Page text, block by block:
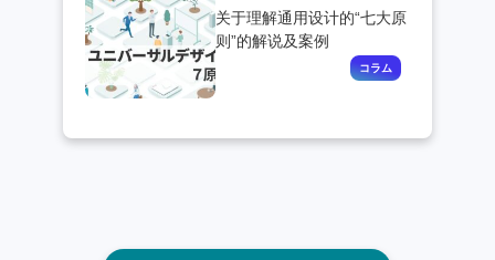
关于理解通用设计的“七大原
则”的解说及案例